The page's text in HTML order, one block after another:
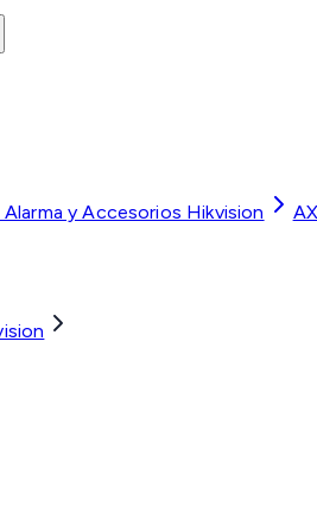
Alarma y Accesorios Hikvision